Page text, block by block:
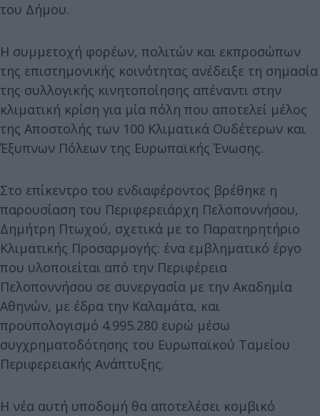
του Δήμου.
Η συμμετοχή φορέων, πολιτών και εκπροσώπων
της επιστημονικής κοινότητας ανέδειξε τη σημασία
της συλλογικής κινητοποίησης απέναντι στην
κλιματική κρίση για μία πόλη που αποτελεί μέλος
της Αποστολής των 100 Κλιματικά Ουδέτερων και
Έξυπνων Πόλεων της Ευρωπαϊκής Ένωσης.
Στο επίκεντρο του ενδιαφέροντος βρέθηκε η
παρουσίαση του Περιφερειάρχη Πελοποννήσου,
Δημήτρη Πτωχού, σχετικά με το Παρατηρητήριο
Κλιματικής Προσαρμογής: ένα εμβληματικό έργο
που υλοποιείται από την Περιφέρεια
Πελοποννήσου σε συνεργασία με την Ακαδημία
Αθηνών, με έδρα την Καλαμάτα, και
προϋπολογισμό 4.995.280 ευρώ μέσω
συγχρηματοδότησης του Ευρωπαϊκού Ταμείου
Περιφερειακής Ανάπτυξης.
Η νέα αυτή υποδομή θα αποτελέσει κομβικό